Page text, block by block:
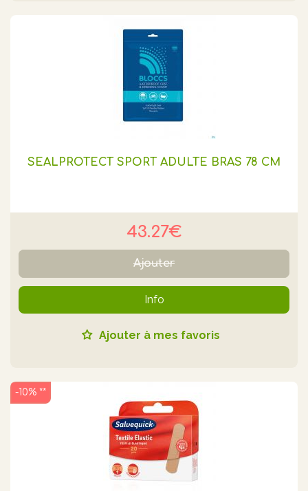
SEALPROTECT SPORT ADULTE BRAS 78 CM
43.27€
Ajouter
Info
Ajouter à mes favoris
-10% **